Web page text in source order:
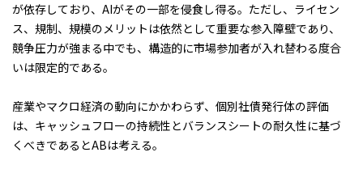
が依存しており、AIがその一部を侵食し得る。ただし、ライセン
ス、規制、規模のメリットは依然として重要な参入障壁であり、
競争圧力が強まる中でも、構造的に市場参加者が入れ替わる度合
いは限定的である。
産業やマクロ経済の動向にかかわらず、個別社債発行体の評価
は、キャッシュフローの持続性とバランスシートの耐久性に基づ
くべきであるとABは考える。